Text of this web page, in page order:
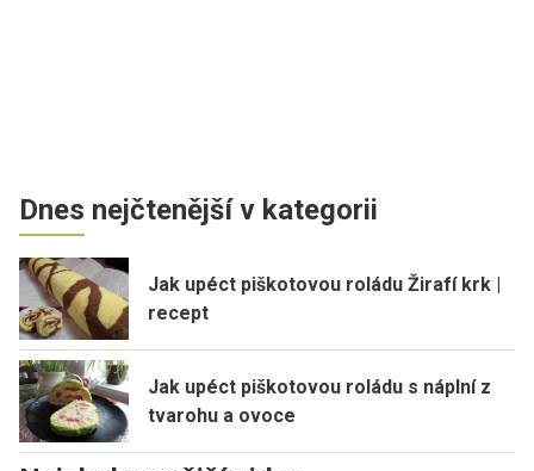
Dnes nejčtenější v kategorii
Jak upéct piškotovou roládu Žirafí krk |
recept
Jak upéct piškotovou roládu s náplní z
tvarohu a ovoce